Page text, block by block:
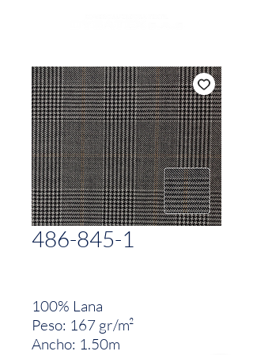
486-845-1
100% Lana
Peso: 167 gr/m²
Ancho: 1.50m